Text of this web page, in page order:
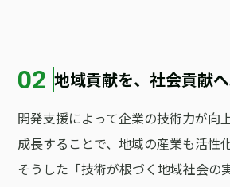
02 地域貢献を、社会貢献へ
開発支援によって企業の技術力が向
成長することで、地域の産業も活性
そうした「技術が根づく地域社会の